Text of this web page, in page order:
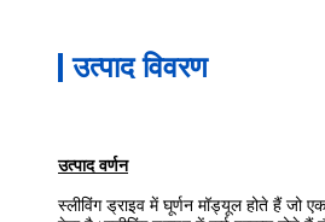
उत्पाद विवरण
उत्पाद वर्णन
स्लीविंग ड्राइव में घूर्णन मॉड्यूल होते हैं जो